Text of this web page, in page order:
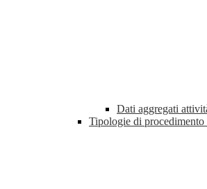
Dati aggregati
Tipologie di procedimento